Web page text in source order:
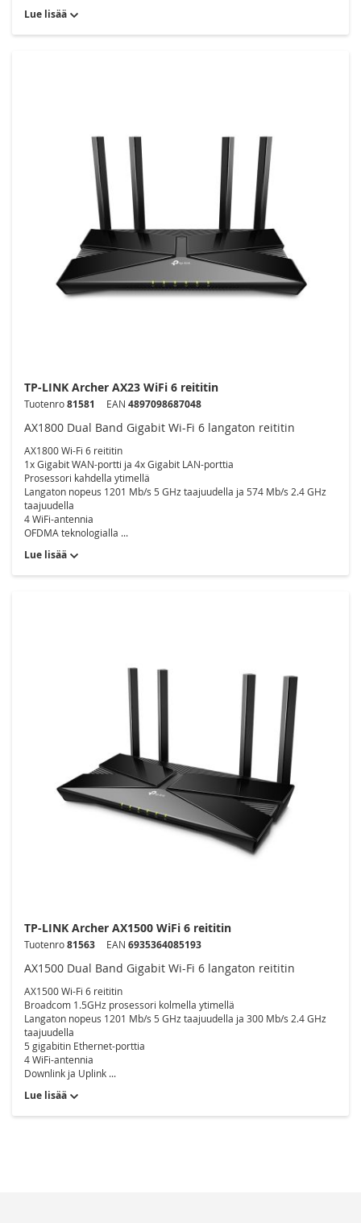
Lue lisää
TP-LINK Archer AX23 WiFi 6 reititin
Tuotenro81581 EAN 4897098687048
AX1800 Dual Band Gigabit Wi-Fi 6 langaton reititin
AX1800 Wi-Fi 6 reititin
1x Gigabit WAN-portti ja 4x Gigabit LAN-porttia
Prosessori kahdella ytimellä
Langaton nopeus 1201 Mb/s 5 GHz taajuudella ja 574 Mb/s 2.4 GHz
taajuudella
4 WiFi-antennia
OFDMA teknologialla ...
Lue lisää
TP-LINK Archer AX1500 WiFi 6 reititin
Tuotenro81563 EAN 6935364085193
AX1500 Dual Band Gigabit Wi-Fi 6 langaton reititin
AX1500 Wi-Fi 6 reititin
Broadcom 1.5GHz prosessori kolmella ytimellä
Langaton nopeus 1201 Mb/s 5 GHz taajuudella ja 300 Mb/s 2.4 GHz
taajuudella
5 gigabitin Ethernet-porttia
4 WiFi-antennia
Downlink ja Uplink ...
Lue lisää